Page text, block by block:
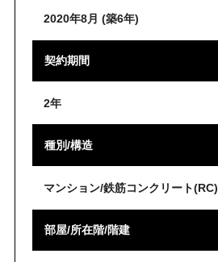
2020年8月 (築6年)
契約期間
2年
種別/構造
マンション/鉄筋コンクリート(RC)
部屋/所在階/階建